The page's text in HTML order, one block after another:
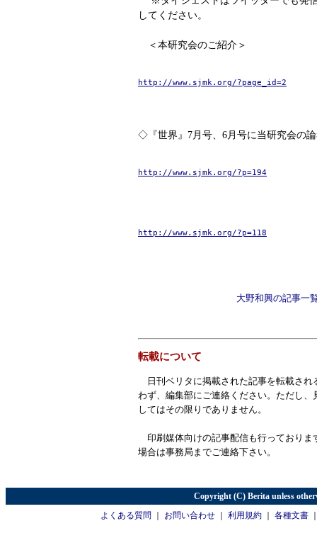
してください。
＜本研究会のご紹介＞
http://www.sjmk.org/?page_id=2
◇『世界』7月号、6月号に当研究会の
http://www.sjmk.org/?p=194
http://www.sjmk.org/?p=118
大野和興の記事一
転載について
日刊ベリタに掲載された記事を転載され
わず、編集部にご連絡ください。ただし
してはその限りでありません。
印刷媒体向けの記事配信も行っておりま
場合は事務局までご連絡下さい。
Copyright (C) Berita unless
よくある質問
お問い合わせ 利用規約 各種文書